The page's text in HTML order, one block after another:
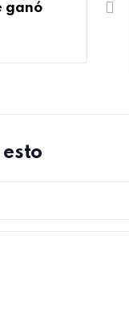
ganó